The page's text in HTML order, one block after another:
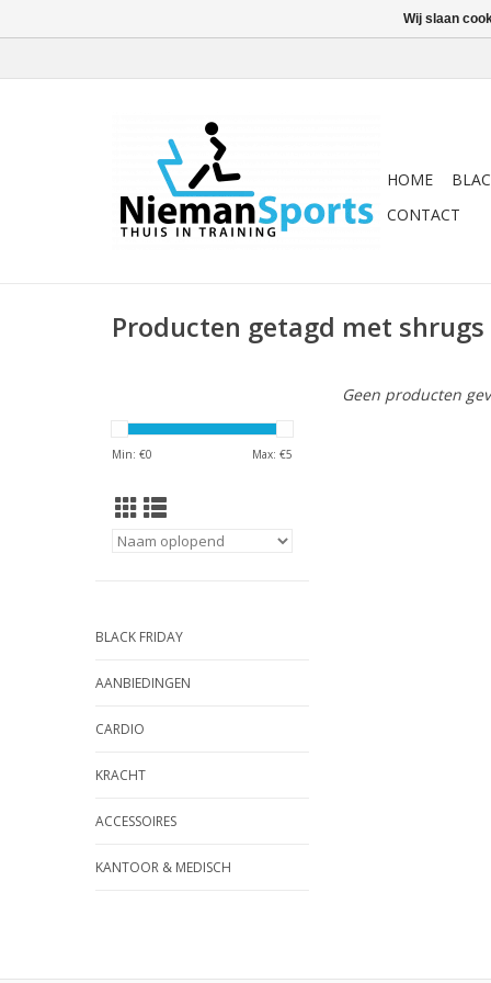
HOME
CONTACT
Producten getagd met shrugs
Min: €0 Max: €5
BLACK FRIDAY
AANBIEDINGEN
CARDIO
KRACHT
ACCESSOIRES
KANTOOR & MEDISCH
Geen producten
Wij slaan